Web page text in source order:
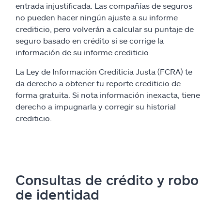
entrada injustificada. Las compañías de seguros
no pueden hacer ningún ajuste a su informe
crediticio, pero volverán a calcular su puntaje de
seguro basado en crédito si se corrige la
información de su informe crediticio.
La Ley de Información Crediticia Justa (FCRA) te
da derecho a obtener tu reporte crediticio de
forma gratuita. Si nota información inexacta, tiene
derecho a impugnarla y corregir su historial
crediticio.
Consultas de crédito y robo
de identidad